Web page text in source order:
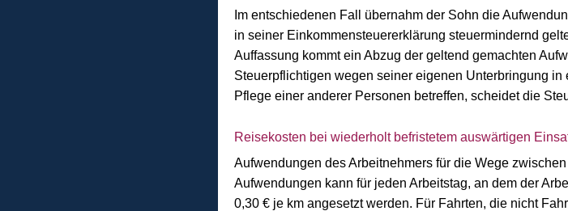
Im entschiedenen Fall übernahm der Sohn die
in seiner Einkommensteuererklärung steuermindernd
Auffassung kommt ein Abzug der geltend gemachten
Steuerpflichtigen wegen seiner eigenen Unterbringung
Pflege einer anderer Personen betreffen, scheidet die
Reisekosten bei wiederholt befristetem auswärtigen
Aufwendungen des Arbeitnehmers für die Wege
Aufwendungen kann für jeden Arbeitstag, an dem der
0,30 € je km angesetzt werden. Für Fahrten, die nicht